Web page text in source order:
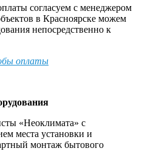
согласуем с менеджером
в Красноярске можем
непосредственно к
оплаты
«Неоклимата» с
места установки и
монтаж бытового